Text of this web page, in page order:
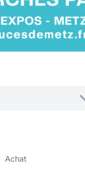
Achat